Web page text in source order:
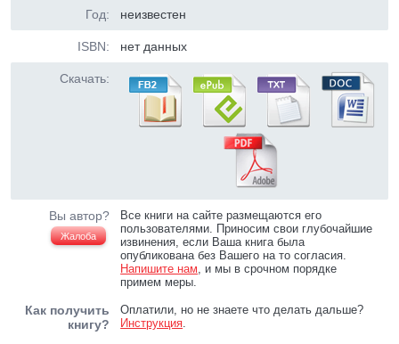
Год: неизвестен
ISBN: нет данных
Скачать:
Вы автор?
Жалоба
Все книги на сайте размещаются его
пользователями. Приносим свои глубочайшие
извинения, если Ваша книга была
опубликована без Вашего на то согласия.
Напишите нам, и мы в срочном порядке
примем меры.
Как получить
книгу?
Оплатили, но не знаете что делать дальше?
Инструкция.